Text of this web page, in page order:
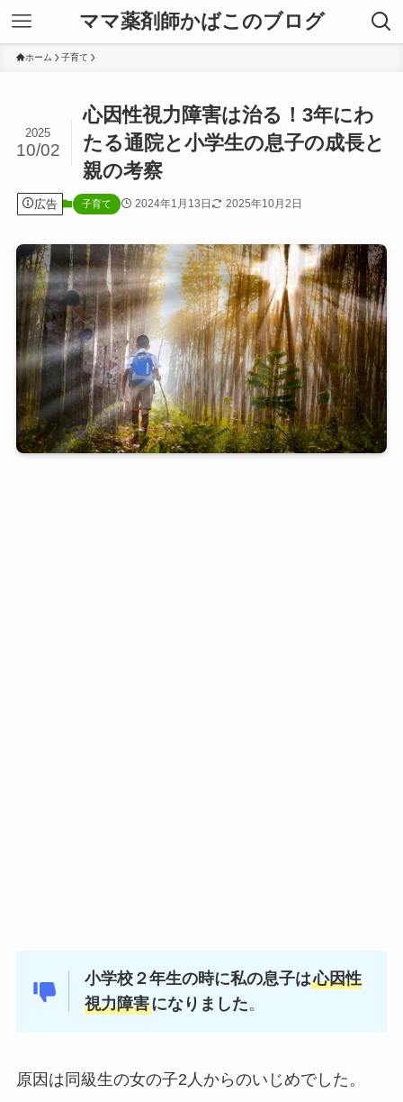
ママ薬剤師かばこのブログ
ホーム 子育て
心因性視力障害は治る！3年にわ
たる通院と小学生の息子の成長と
親の考察
2025
10/02
広告 子育て 2024年1月13日 2025年10月2日
小学校２年生の時に私の息子は心因性
視力障害になりました。
原因は同級生の女の子2人からのいじめでした。